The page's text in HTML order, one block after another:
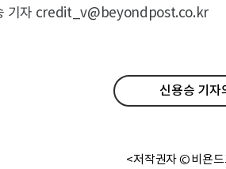
기자 credit_v@beyondpost.co.kr
신용승 기자
<저작권자 © 비욘드